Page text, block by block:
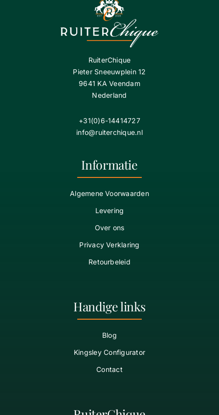
RuiterChique
Pieter Sneeuwplein 12
9641 KA Veendam
Nederland
+31(0)6-14414727
info@ruiterchique.nl
Informatie
Algemene Voorwaarden
Levering
Over ons
Privacy Verklaring
Retourbeleid
Handige links
Blog
Kingsley Configurator
Contact